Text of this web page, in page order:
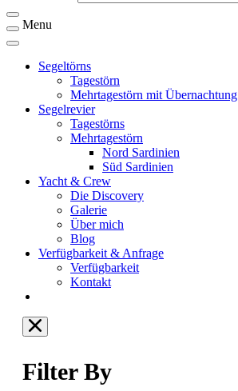
Menu
Segeltörns
Tagestörn
Mehrtagestörn mit Übernachtung
Segelrevier
Tagestörns
Mehrtagestörn
Nord Sardinien
Süd Sardinien
Yacht & Crew
Die Discovery
Galerie
Über mich
Blog
Verfügbarkeit & Anfrage
Verfügbarkeit
Kontakt
Filter By